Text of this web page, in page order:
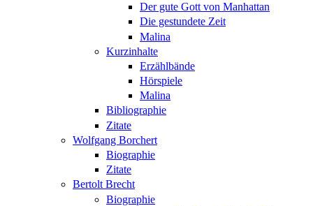
Der gute Gott von Manhattan
Die gestundete Zeit
Malina
Kurzinhalte
Erzählbände
Hörspiele
Malina
Bibliographie
Zitate
Wolfgang Borchert
Biographie
Zitate
Bertolt Brecht
Biographie